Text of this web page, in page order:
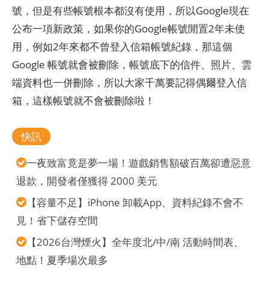
號，但是有些帳號根本都沒有使用，所以Google現在
公布一項新政策，如果你的Google帳號閒置2年未使
用，例如2年來都不曾登入信箱帳號紀錄，那這個
Google 帳號就會被刪除，帳號底下的信件、照片、雲
端資料也一併刪除，所以大家千萬要記得偶爾登入信
箱，這樣帳號就不會被刪除啦！
快訊
一夜致富竟是夢一場！遊戲銷售額破百萬卻遭惡意
退款，開發者僅獲得 2000 美元
【容量不足】iPhone 卸載App、資料紀錄不會不
見！省下儲存空間
【2026台灣煙火】全年度北/中/南 活動時間表、
地點！夏季場次最多